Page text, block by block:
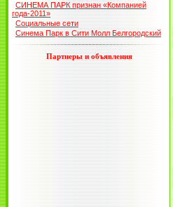
СИНЕМА ПАРК признан «Компанией
года-2011»
Социальные сети
Синема Парк в Сити Молл Белгородский
Партнеры и объявления